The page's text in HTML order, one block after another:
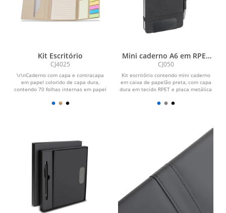
Kit Escritório
CJ4025
\r\nCaderno com capa e contracapa
em papel colorido de capa dura,
contendo 70 folhas internas em papel
Mini caderno A6 em RPET
com caneta
CJ050
Kit escritório contendo mini caderno
em caixa de papelão preta, com capa
dura em tecido RPET e placa metálica